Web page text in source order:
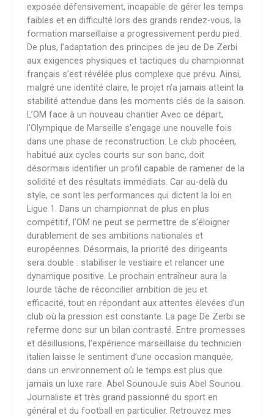
exposée défensivement, incapable de gérer les temps
faibles et en difficulté lors des grands rendez-vous, la
formation marseillaise a progressivement perdu pied.
De plus, l’adaptation des principes de jeu de De Zerbi
aux exigences physiques et tactiques du championnat
français s’est révélée plus complexe que prévu. Ainsi,
malgré une identité claire, le projet n’a jamais atteint la
stabilité attendue dans les moments clés de la saison.
L’OM face à un nouveau chantier Avec ce départ,
l’Olympique de Marseille s’engage une nouvelle fois
dans une phase de reconstruction. Le club phocéen,
habitué aux cycles courts sur son banc, doit
désormais identifier un profil capable de ramener de la
solidité et des résultats immédiats. Car au-delà du
style, ce sont les performances qui dictent la loi en
Ligue 1. Dans un championnat de plus en plus
compétitif, l’OM ne peut se permettre de s’éloigner
durablement de ses ambitions nationales et
européennes. Désormais, la priorité des dirigeants
sera double : stabiliser le vestiaire et relancer une
dynamique positive. Le prochain entraîneur aura la
lourde tâche de réconcilier ambition de jeu et
efficacité, tout en répondant aux attentes élevées d’un
club où la pression est constante. La page De Zerbi se
referme donc sur un bilan contrasté. Entre promesses
et désillusions, l’expérience marseillaise du technicien
italien laisse le sentiment d’une occasion manquée,
dans un environnement où le temps est plus que
jamais un luxe rare. Abel SounouJe suis Abel Sounou.
Journaliste et très grand passionné du sport en
général et du football en particulier. Retrouvez mes